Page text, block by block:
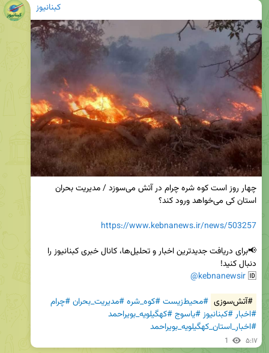
کبنانیوز
https://www.kebnanews.ir/news/503257
🆔
@kebnanewsir
#آتش‌سوزی
#محیط‌زیست #کوه_شره#مدیریت_بحران#چرام
#اخبار#کبنانیوز#یاسوج#کهگیلویه_بویراحمد
#اخبار_استان_کهگیلویه_بویراحمد
1 ۵:۱۷